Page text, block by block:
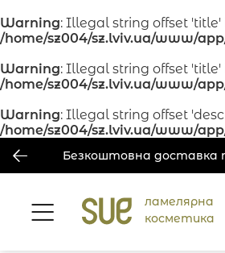
Warning: Illegal string offset 'title'
/home/sz004/sz.lviv.ua/www/
Warning: Illegal string offset 'title'
/home/sz004/sz.lviv.ua/www/
Warning: Illegal string offset
/home/sz004/sz.lviv.ua/www/
Безкоштовна доставка
ламелярна
косметика